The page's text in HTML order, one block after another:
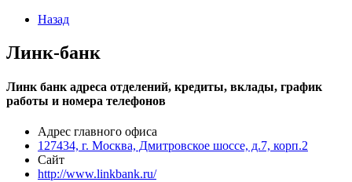
Назад
Линк-банк
Линк банк адреса отделений, кредиты, вклады, график
работы и номера телефонов
Адрес главного офиса
127434, г. Москва, Дмитровское шоссе, д.7, корп.2
Сайт
http://www.linkbank.ru/